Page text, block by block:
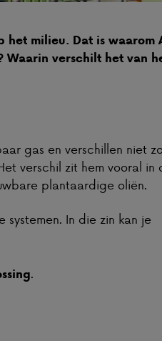
milieu. Dat is waarom
verschilt het van
gas en verschillen niet
verschil zit hem vooral in
plantaardige oliën.
In die zin kan je
.